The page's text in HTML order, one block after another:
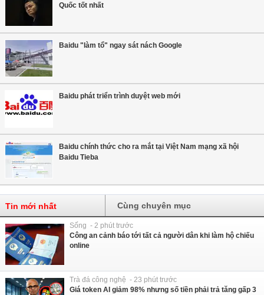
Quốc tốt nhất
Baidu "làm tổ" ngay sát nách Google
Baidu phát triển trình duyệt web mới
Baidu chính thức cho ra mắt tại Việt Nam mạng xã hội
Baidu Tieba
Tin mới nhất Cùng chuyên mục
Sống - 2 phút trước
Công an cảnh báo tới tất cả người dân khi làm hộ chiếu
online
Trà đá công nghệ - 23 phút trước
Giá token AI giảm 98% nhưng số tiền phải trả tăng gấp 3